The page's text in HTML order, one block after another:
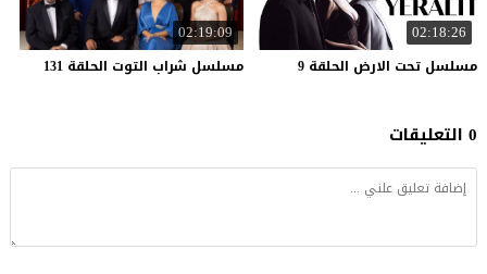
02:18:26
مسلسل تحت الارض الحلقة 9
02:19:09
مسلسل شراب التوت الحلقة 131
0 التعليقات